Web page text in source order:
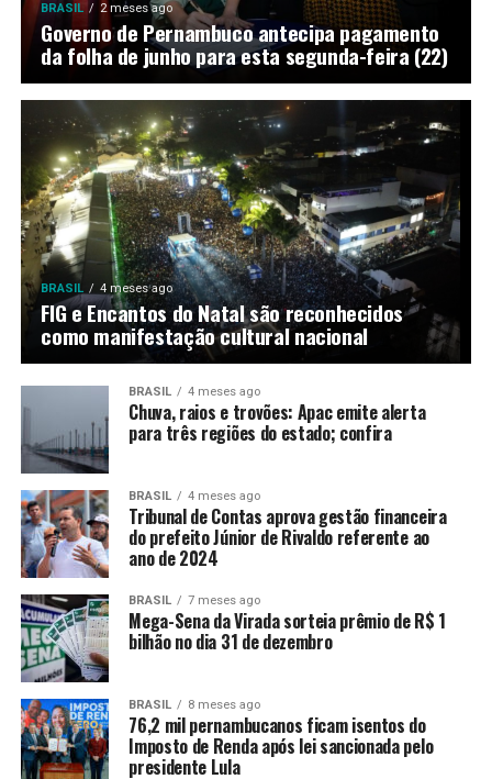
BRASIL 2 meses ago
Governo de Pernambuco antecipa pagamento
da folha de junho para esta segunda-feira (22)
BRASIL 4 meses ago
FIG e Encantos do Natal são reconhecidos
como manifestação cultural nacional
BRASIL 4 meses ago
Chuva, raios e trovões: Apac emite alerta
para três regiões do estado; confira
BRASIL 4 meses ago
Tribunal de Contas aprova gestão financeira
do prefeito Júnior de Rivaldo referente ao
ano de 2024
BRASIL 7 meses ago
Mega-Sena da Virada sorteia prêmio de R$ 1
bilhão no dia 31 de dezembro
BRASIL 8 meses ago
76,2 mil pernambucanos ficam isentos do
Imposto de Renda após lei sancionada pelo
presidente Lula